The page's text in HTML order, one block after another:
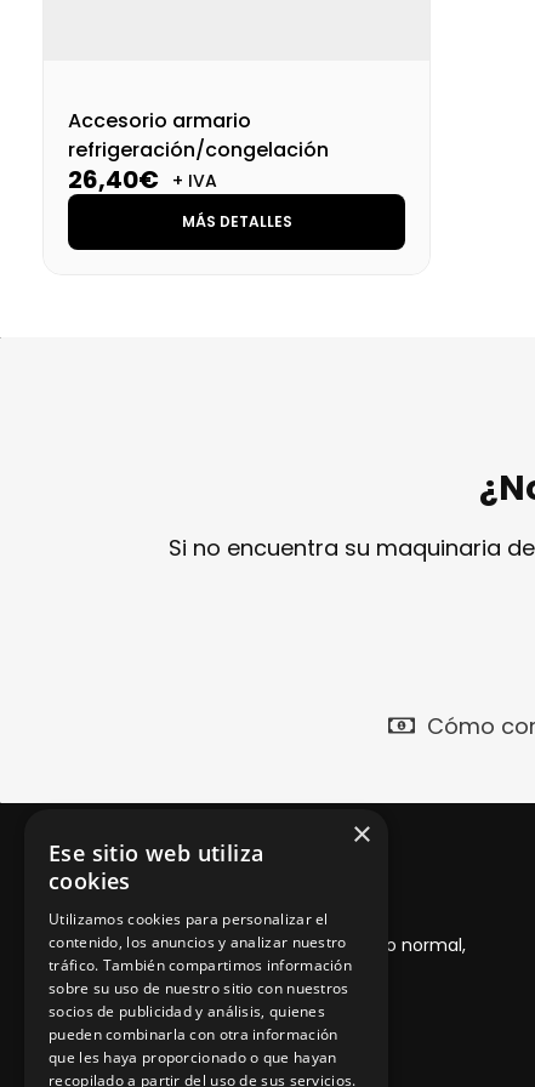
Accesorio armario
refrigeración/congelación
26,40€ + IVA
MÁS DETALLES
Si no encuentra su maquinaria
Cómo
Garantía 1 año
Desde la entrega del producto, con uso normal,
adecuado y mantenimiento
×
Ese sitio web utiliza
cookies
Utilizamos cookies para personalizar el
contenido, los anuncios y analizar nuestro
tráfico. También compartimos información
sobre su uso de nuestro sitio con nuestros
socios de publicidad y análisis, quienes
pueden combinarla con otra información
que les haya proporcionado o que hayan
recopilado a partir del uso de sus servicios.